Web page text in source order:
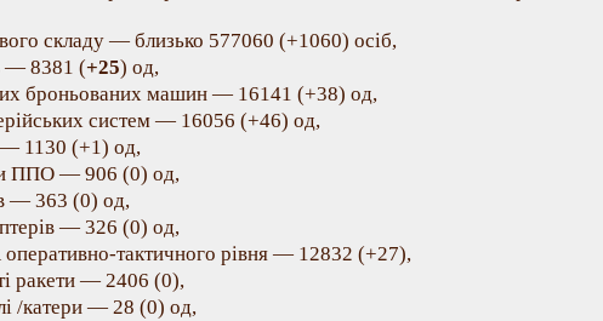
складу — близько 577060 (+1060) осіб,
— 8381 (+25) од,
броньованих машин — 16141 (+38) од,
систем — 16056 (+46) од,
1130 (+1) од,
ППО — 906 (0) од,
— 363 (0) од,
— 326 (0) од,
тактичного рівня — 12832 (+27),
ракети — 2406 (0),
/катери — 28 (0) од,